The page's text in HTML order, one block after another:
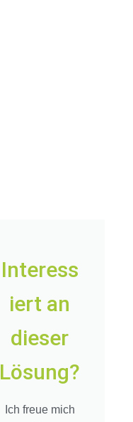
Interess
iert an
dieser
Lösung?
Ich freue mich